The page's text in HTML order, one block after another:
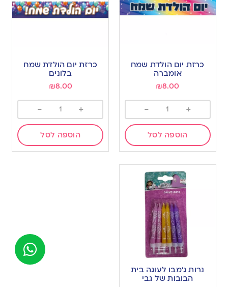
כרזת יום הולדת שמח
אומברה
₪8.00
+
-
הוספה לסל
כרזת יום הולדת שמח
בלונים
₪8.00
+
-
הוספה לסל
נרות ג’מבו לעוגה בית
הבובות של גבי